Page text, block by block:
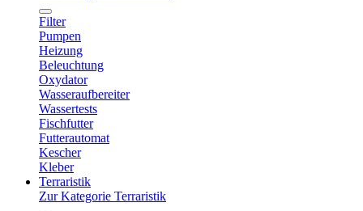
Filter
Pumpen
Heizung
Beleuchtung
Oxydator
Wasseraufbereiter
Wassertests
Fischfutter
Futterautomat
Kescher
Kleber
Terraristik
Zur Kategorie Terraristik